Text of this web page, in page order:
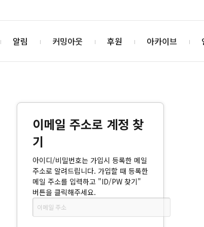
알림 커밍아웃 후원 아카이브
이메일 주소로 계정 찾
기
아이디/비밀번호는 가입시 등록한 메일
주소로 알려드립니다. 가입할 때 등록한
메일 주소를 입력하고 "ID/PW 찾기"
버튼을 클릭해주세요.